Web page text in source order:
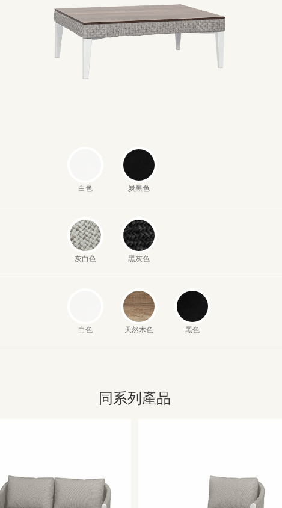
白色 炭黑色
灰白色 黑灰色
白色 天然木色 黑色
同系列產品